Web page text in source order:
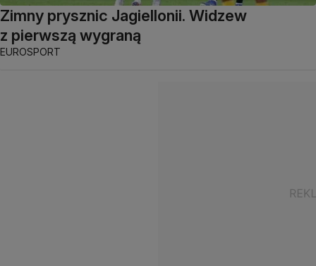
Zimny prysznic Jagiellonii. Widzew
z pierwszą wygraną
EUROSPORT